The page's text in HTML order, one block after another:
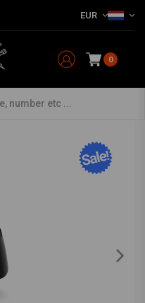
EUR
0
Voorspatbord Verlenger voor BMW F650-800GS
BMW F650-